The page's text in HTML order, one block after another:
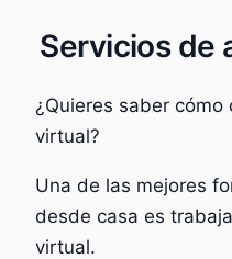
Servicios de
¿Quieres saber
virtual?
Una de las mejores
desde casa es
virtual.